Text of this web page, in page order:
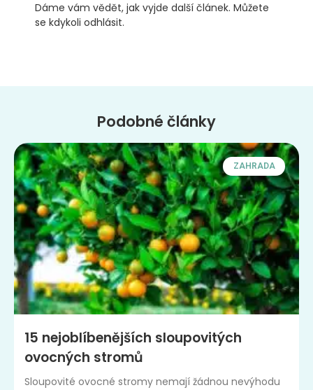
Dáme vám vědět, jak vyjde další článek. Můžete
se kdykoli odhlásit.
Podobné články
ZAHRADA
15 nejoblíbenějších sloupovitých
ovocných stromů
Sloupovité ovocné stromy nemají žádnou nevýhodu